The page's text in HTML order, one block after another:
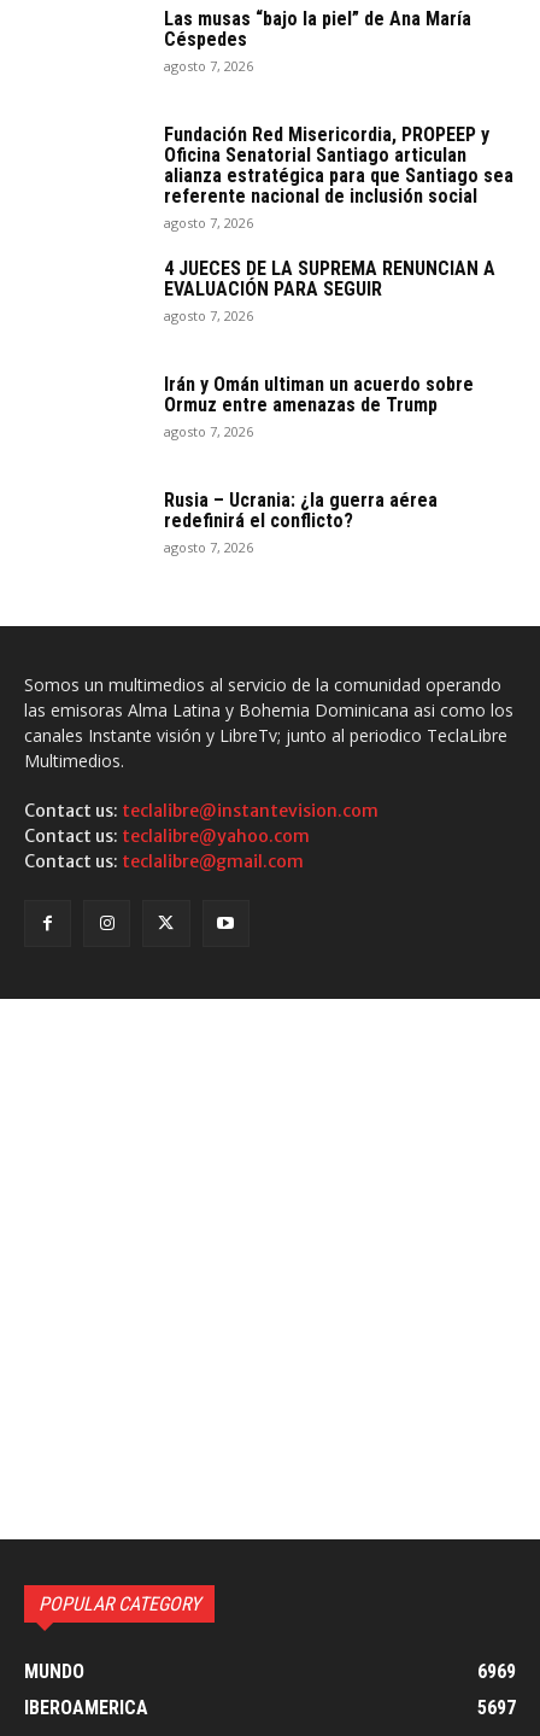
Las musas “bajo la piel” de Ana María
Céspedes
agosto 7, 2026
Fundación Red Misericordia, PROPEEP y
Oficina Senatorial Santiago articulan
alianza estratégica para que Santiago sea
referente nacional de inclusión social
agosto 7, 2026
4 JUECES DE LA SUPREMA RENUNCIAN A
EVALUACIÓN PARA SEGUIR
agosto 7, 2026
Irán y Omán ultiman un acuerdo sobre
Ormuz entre amenazas de Trump
agosto 7, 2026
Rusia – Ucrania: ¿la guerra aérea
redefinirá el conflicto?
agosto 7, 2026
Somos un multimedios al servicio de la comunidad operando
las emisoras Alma Latina y Bohemia Dominicana asi como los
canales Instante visión y LibreTv; junto al periodico TeclaLibre
Multimedios.
Contact us: teclalibre@instantevision.com
Contact us: teclalibre@yahoo.com
Contact us: teclalibre@gmail.com
POPULAR CATEGORY
MUNDO
6969
IBEROAMERICA
5697